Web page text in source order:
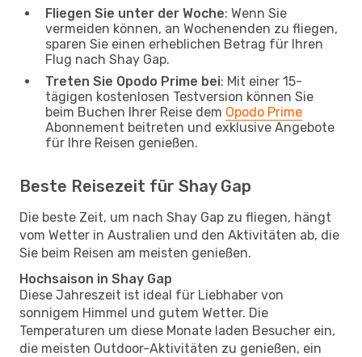
Fliegen Sie unter der Woche: Wenn Sie
vermeiden können, an Wochenenden zu fliegen,
sparen Sie einen erheblichen Betrag für Ihren
Flug nach Shay Gap.
Treten Sie Opodo Prime bei: Mit einer 15-
tägigen kostenlosen Testversion können Sie
beim Buchen Ihrer Reise dem Opodo Prime
Abonnement beitreten und exklusive Angebote
für Ihre Reisen genießen.
Beste Reisezeit für Shay Gap
Die beste Zeit, um nach Shay Gap zu fliegen, hängt
vom Wetter in Australien und den Aktivitäten ab, die
Sie beim Reisen am meisten genießen.
Hochsaison in Shay Gap
Diese Jahreszeit ist ideal für Liebhaber von
sonnigem Himmel und gutem Wetter. Die
Temperaturen um diese Monate laden Besucher ein,
die meisten Outdoor-Aktivitäten zu genießen, ein